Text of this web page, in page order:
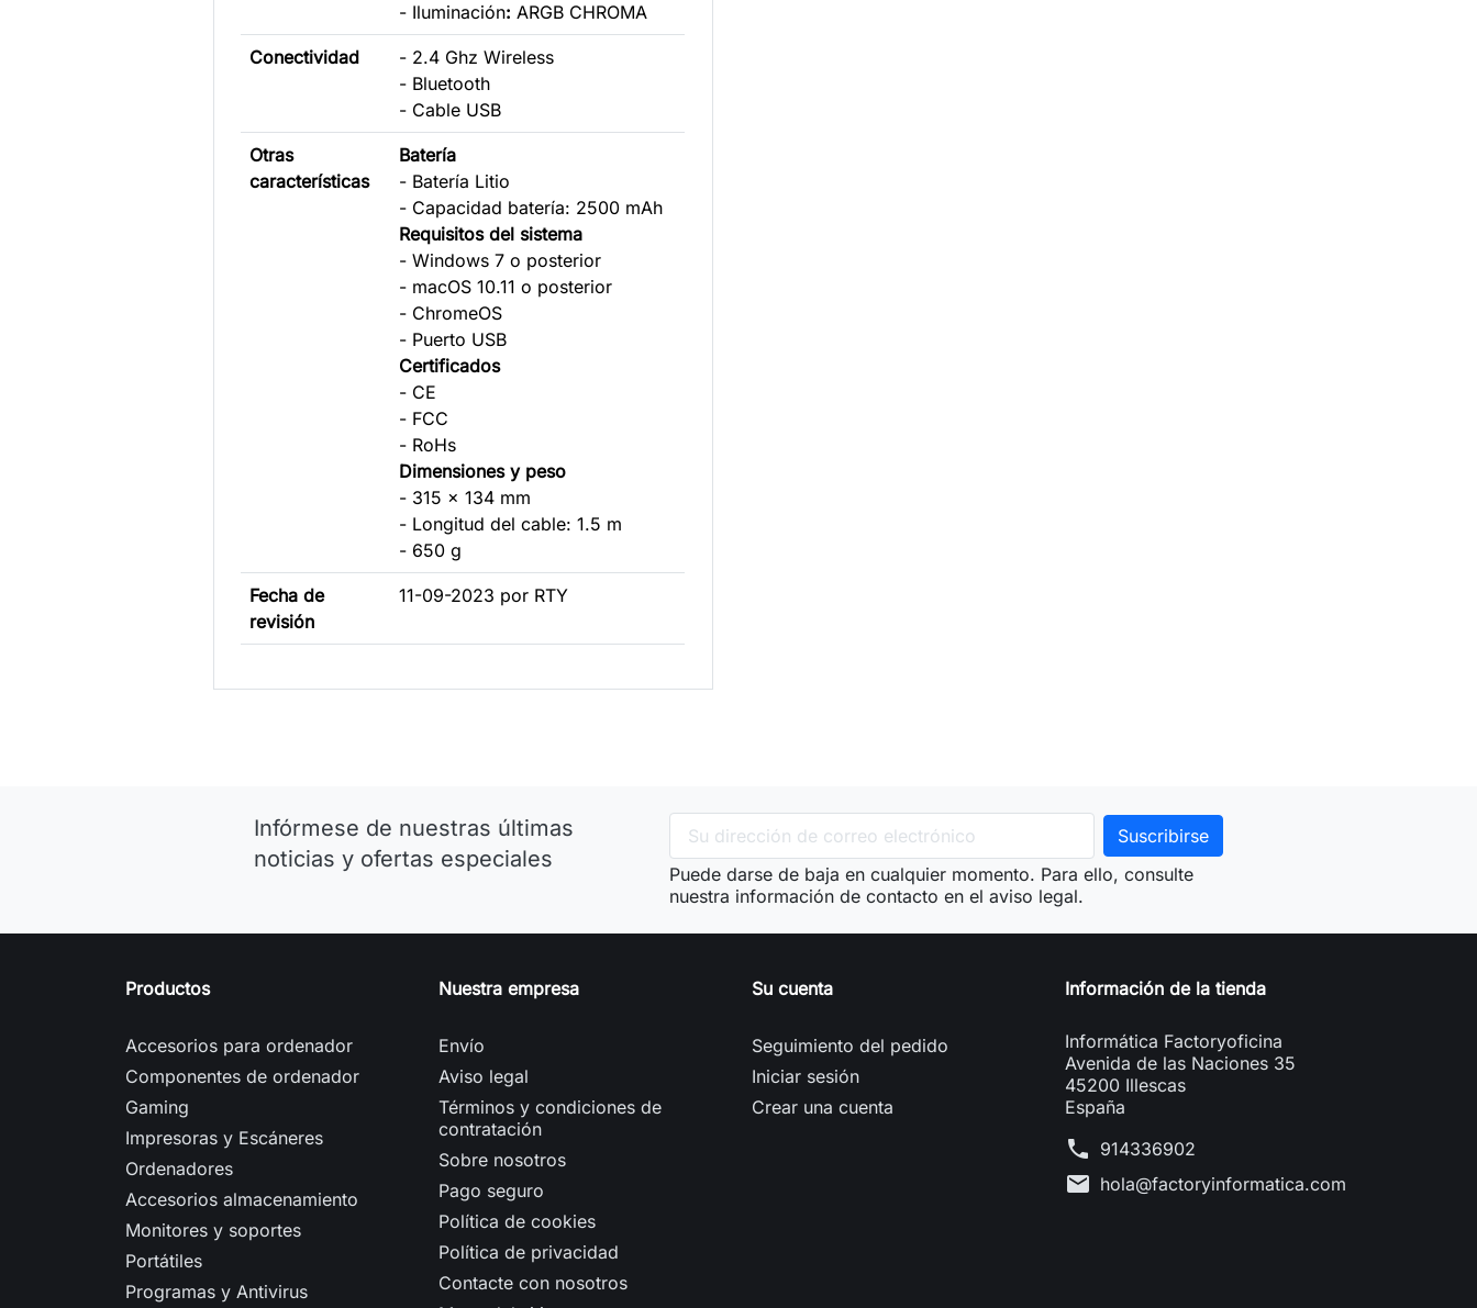
- Iluminación:ARGB CHROMA
Conectividad
- 2.4 Ghz Wireless
- Bluetooth
- Cable USB
Otras
características
Batería
- Batería Litio
- Capacidad batería: 2500 mAh
Requisitos del sistema
- Windows 7 o posterior
- macOS 10.11 o posterior
- ChromeOS
- Puerto USB
Certificados
- CE
- FCC
- RoHs
Dimensiones y peso
- 315 x 134 mm
- Longitud del cable: 1.5 m
- 650 g
Fecha de
revisión
11-09-2023 por RTY
Infórmese de nuestras últimas
noticias y ofertas especiales
Puede darse de baja en cualquier momento. Para ello, consulte
nuestra información de contacto en el aviso legal.
Productos
Accesorios para ordenador
Componentes de ordenador
Gaming
Impresoras y Escáneres
Ordenadores
Accesorios almacenamiento
Monitores y soportes
Portátiles
Programas y Antivirus
Nuestra empresa
Envío
Aviso legal
Términos y condiciones de
contratación
Sobre nosotros
Pago seguro
Política de cookies
Política de privacidad
Contacte con nosotros
Su cuenta
Seguimiento del pedido
Iniciar sesión
Crear una cuenta
Información de la tienda
Informática Factoryoficina
Avenida de las Naciones 35
45200 Illescas
España
phone 914336902
mail hola@factoryinformatica.com